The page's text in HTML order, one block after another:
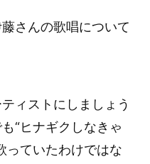
さんの歌唱について
ィストにしましょう
“ヒナギクしなきゃ
っていたわけではな